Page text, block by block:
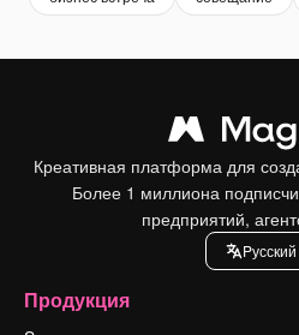
Креативная платформа для
Более 1 миллиона
предприятий,
Pусский
Продукция